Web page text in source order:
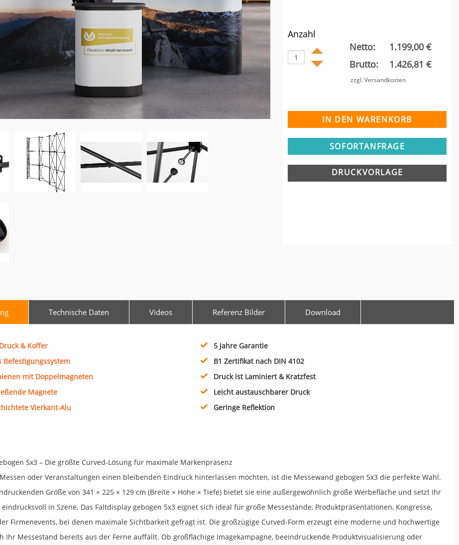
Anzahl
Netto:
1.199,00 €
Brutto:
1.426,81 €
zzgl. Versandkosten
SOFORTANFRAGE
DRUCKVORLAGE
Technische Daten Videos Referenz Bilder Download
& Koffer
Befestigungssystem
mit Doppelmagneten
Magnete
Vierkant-Alu
5 Jahre Garantie
B1 Zertifikat nach DIN 4102
Druck ist Laminiert & Kratzfest
Leicht austauschbarer Druck
Geringe Reflektion
5x3 – Die größte Curved-Lösung für maximale Markenpräsenz
oder Veranstaltungen einen bleibenden Eindruck hinterlassen möchten, ist die Messewand gebogen 5x3 die perfekte Wahl.
Größe von 341 × 225 × 129 cm (Breite × Höhe × Tiefe) bietet sie eine außergewöhnlich große Werbefläche und setzt Ihr
in Szene. Das Faltdisplay gebogen 5x3 eignet sich ideal für große Messestände, Produktpräsentationen, Kongresse,
Firmenevents, bei denen maximale Sichtbarkeit gefragt ist. Die großzügige Curved-Form erzeugt eine moderne und hochwertige
Ihr Messestand bereits aus der Ferne auffällt. Ob großflächige Imagekampagne, beeindruckende Produktvisualisierung oder